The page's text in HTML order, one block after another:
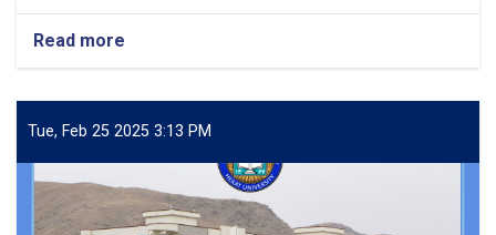
Read more
in
various
Herat
University
Tue, Feb 25 2025 3:13 PM